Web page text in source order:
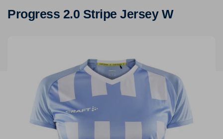
Progress 2.0 Stripe Jersey W